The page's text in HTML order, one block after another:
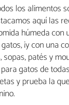
los alimentos
aquí las
húmeda con
¡y con una
sopas, patés y
gatos de
y prueba la